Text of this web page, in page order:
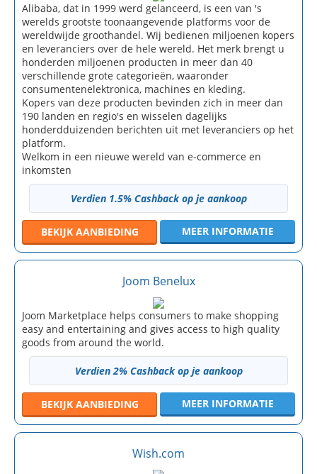
Alibaba, dat in 1999 werd gelanceerd, is een van 's
werelds grootste toonaangevende platforms voor de
wereldwijde groothandel. Wij bedienen miljoenen kopers
en leveranciers over de hele wereld. Het merk brengt u
honderden miljoenen producten in meer dan 40
verschillende grote categorieën, waaronder
consumentenelektronica, machines en kleding.
Kopers van deze producten bevinden zich in meer dan
190 landen en regio's en wisselen dagelijks
honderdduizenden berichten uit met leveranciers op het
platform.
Welkom in een nieuwe wereld van e-commerce en
inkomsten
Verdien 1.5% Cashback op je aankoop
BEKIJK AANBIEDING MEER INFORMATIE
Joom Benelux
Joom Marketplace helps consumers to make shopping
easy and entertaining and gives access to high quality
goods from around the world.
Verdien 2% Cashback op je aankoop
BEKIJK AANBIEDING MEER INFORMATIE
Wish.com